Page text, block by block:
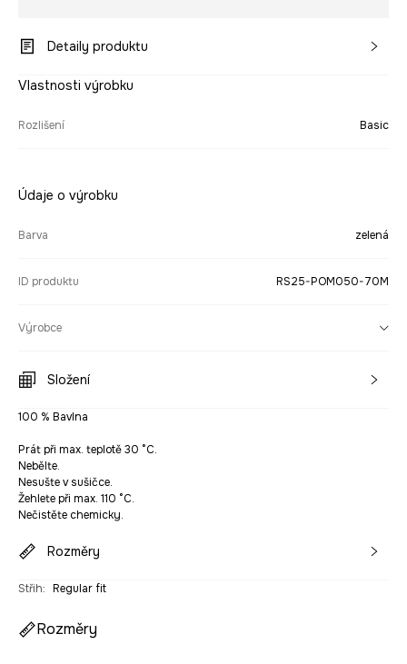
Detaily produktu
Vlastnosti výrobku
Rozlišení Basic
Údaje o výrobku
Barva zelená
ID produktu RS25-POM050-70M
Výrobce
Složení
100 % Bavlna
Prát při max. teplotě 30 °C.
Nebělte.
Nesušte v sušičce.
Žehlete při max. 110 °C.
Nečistěte chemicky.
Rozměry
Střih: Regular fit
Rozměry